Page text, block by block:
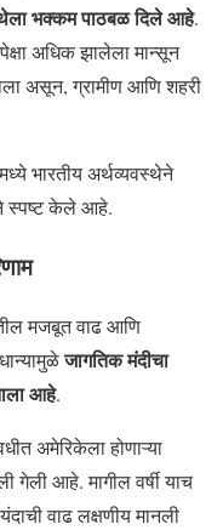
भक्कम पाठबळ दिले आहे.
अधिक झालेला मान्सून
असून, ग्रामीण आणि शहरी
भारतीय अर्थव्यवस्थेने
स्पष्ट केले आहे.
मजबूत वाढ आणि
जागतिक मंदीचा
आहे.
अमेरिकेला होणाऱ्या
गेली आहे. मागील वर्षी याच
वाढ लक्षणीय मानली